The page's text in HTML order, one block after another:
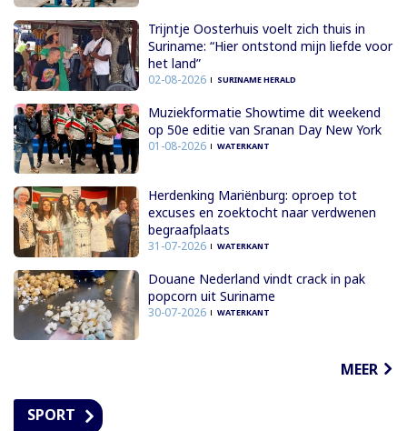
Trijntje Oosterhuis voelt zich thuis in
Suriname: “Hier ontstond mijn liefde voor
het land”
02-08-2026 SURINAME HERALD
Muziekformatie Showtime dit weekend
op 50e editie van Sranan Day New York
01-08-2026 WATERKANT
Herdenking Mariënburg: oproep tot
excuses en zoektocht naar verdwenen
begraafplaats
31-07-2026 WATERKANT
Douane Nederland vindt crack in pak
popcorn uit Suriname
30-07-2026 WATERKANT
MEER
SPORT